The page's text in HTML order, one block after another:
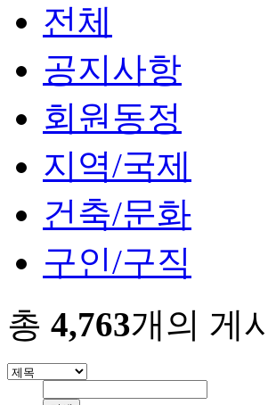
전체
공지사항
회원동정
지역/국제
건축/문화
구인/구직
총 4,763개의 게